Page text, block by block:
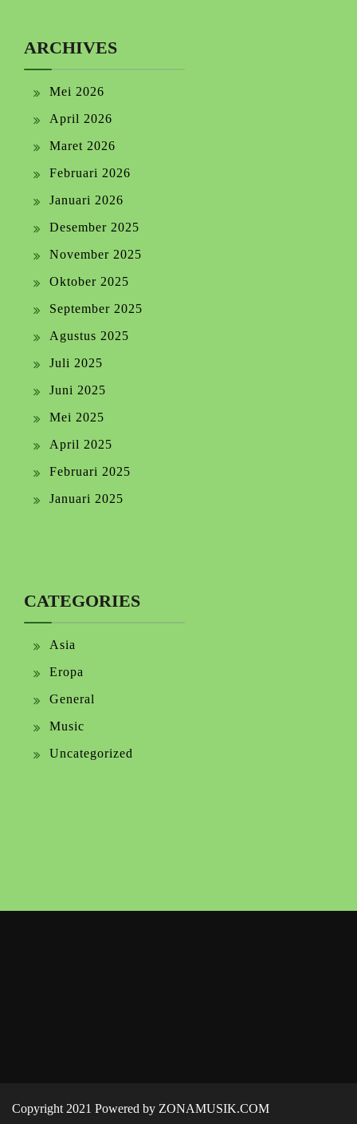
ARCHIVES
Mei 2026
April 2026
Maret 2026
Februari 2026
Januari 2026
Desember 2025
November 2025
Oktober 2025
September 2025
Agustus 2025
Juli 2025
Juni 2025
Mei 2025
April 2025
Februari 2025
Januari 2025
CATEGORIES
Asia
Eropa
General
Music
Uncategorized
Copyright 2021 Powered by ZONAMUSIK.COM